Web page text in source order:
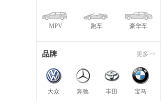
MPV 跑车 豪华车
品牌 更多>>
大众 奔驰 丰田 宝马